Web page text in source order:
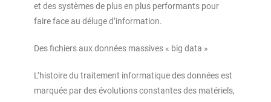
et des systèmes de plus en plus performants pour
faire face au déluge d’information.
Des fichiers aux données massives « big data »
L’histoire du traitement informatique des données est
marquée par des évolutions constantes des matériels,